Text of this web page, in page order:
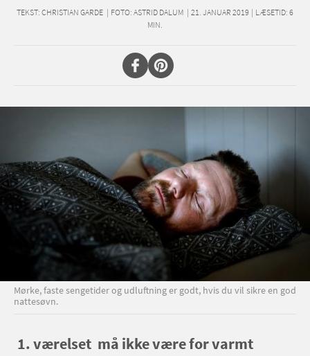
TEKST: CHRISTIAN GARDE | FOTO: ASTRID DALUM | 21. JANUAR 2019 | LÆSETID: 6
MIN.
Mørke, faste sengetider og udluftning er godt, hvis du vil sikre en god
nattesøvn.
1. værelset må ikke være for varmt